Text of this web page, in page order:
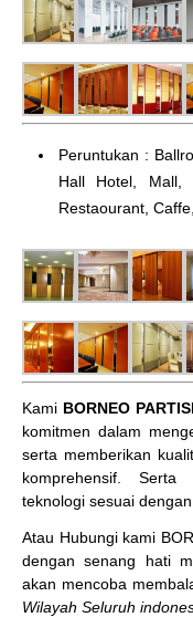
Peruntukan :
Hall Hotel, Mall,
Restaourant,
Kami BORNEO
komitmen dalam
serta memberikan
komprehensif.
teknologi sesuai
Atau Hubungi kami
dengan senang hati
akan mencoba
Wilayah Seluruh